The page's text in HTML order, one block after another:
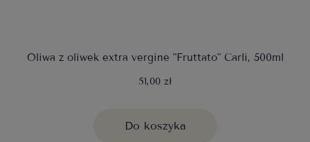
Oliwa z oliwek extra vergine "Fruttato" Carli, 500ml
51,00 zł
Do koszyka